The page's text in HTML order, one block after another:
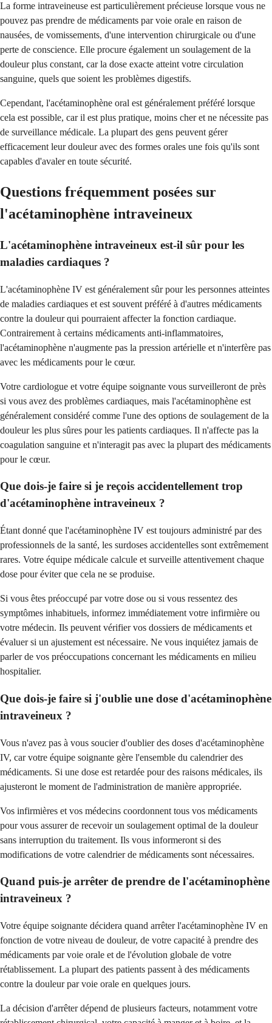
La forme intraveineuse est particulièrement précieuse lorsque vous ne
pouvez pas prendre de médicaments par voie orale en raison de
nausées, de vomissements, d'une intervention chirurgicale ou d'une
perte de conscience. Elle procure également un soulagement de la
douleur plus constant, car la dose exacte atteint votre circulation
sanguine, quels que soient les problèmes digestifs.
Cependant, l'acétaminophène oral est généralement préféré lorsque
cela est possible, car il est plus pratique, moins cher et ne nécessite pas
de surveillance médicale. La plupart des gens peuvent gérer
efficacement leur douleur avec des formes orales une fois qu'ils sont
capables d'avaler en toute sécurité.
Questions fréquemment posées sur
l'acétaminophène intraveineux
L'acétaminophène intraveineux est-il sûr pour les
maladies cardiaques ?
L'acétaminophène IV est généralement sûr pour les personnes atteintes
de maladies cardiaques et est souvent préféré à d'autres médicaments
contre la douleur qui pourraient affecter la fonction cardiaque.
Contrairement à certains médicaments anti-inflammatoires,
l'acétaminophène n'augmente pas la pression artérielle et n'interfère pas
avec les médicaments pour le cœur.
Votre cardiologue et votre équipe soignante vous surveilleront de près
si vous avez des problèmes cardiaques, mais l'acétaminophène est
généralement considéré comme l'une des options de soulagement de la
douleur les plus sûres pour les patients cardiaques. Il n'affecte pas la
coagulation sanguine et n'interagit pas avec la plupart des médicaments
pour le cœur.
Que dois-je faire si je reçois accidentellement trop
d'acétaminophène intraveineux ?
Étant donné que l'acétaminophène IV est toujours administré par des
professionnels de la santé, les surdoses accidentelles sont extrêmement
rares. Votre équipe médicale calcule et surveille attentivement chaque
dose pour éviter que cela ne se produise.
Si vous êtes préoccupé par votre dose ou si vous ressentez des
symptômes inhabituels, informez immédiatement votre infirmière ou
votre médecin. Ils peuvent vérifier vos dossiers de médicaments et
évaluer si un ajustement est nécessaire. Ne vous inquiétez jamais de
parler de vos préoccupations concernant les médicaments en milieu
hospitalier.
Que dois-je faire si j'oublie une dose d'acétaminophène
intraveineux ?
Vous n'avez pas à vous soucier d'oublier des doses d'acétaminophène
IV, car votre équipe soignante gère l'ensemble du calendrier des
médicaments. Si une dose est retardée pour des raisons médicales, ils
ajusteront le moment de l'administration de manière appropriée.
Vos infirmières et vos médecins coordonnent tous vos médicaments
pour vous assurer de recevoir un soulagement optimal de la douleur
sans interruption du traitement. Ils vous informeront si des
modifications de votre calendrier de médicaments sont nécessaires.
Quand puis-je arrêter de prendre de l'acétaminophène
intraveineux ?
Votre équipe soignante décidera quand arrêter l'acétaminophène IV en
fonction de votre niveau de douleur, de votre capacité à prendre des
médicaments par voie orale et de l'évolution globale de votre
rétablissement. La plupart des patients passent à des médicaments
contre la douleur par voie orale en quelques jours.
La décision d'arrêter dépend de plusieurs facteurs, notamment votre